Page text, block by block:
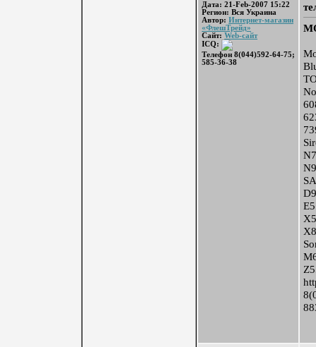
Дата: 21-Feb-2007 15:22
Регион: Вся Украина
Автор: Интернет-магазин
«ФлешТрейд»
Сайт: Web-сайт
ICQ:
Телефон 8(044)592-64-75;
585-36-38